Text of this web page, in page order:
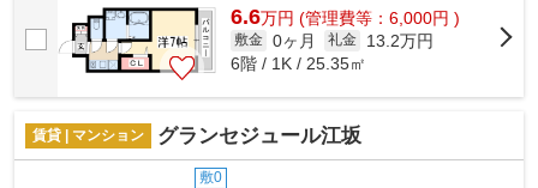
6.6万円 (管理費等：6,000円 )
敷金 0ヶ月 礼金
13.2万円
6階 / 1K / 25.35㎡
賃貸 | マンション グランセジュール江坂
敷0